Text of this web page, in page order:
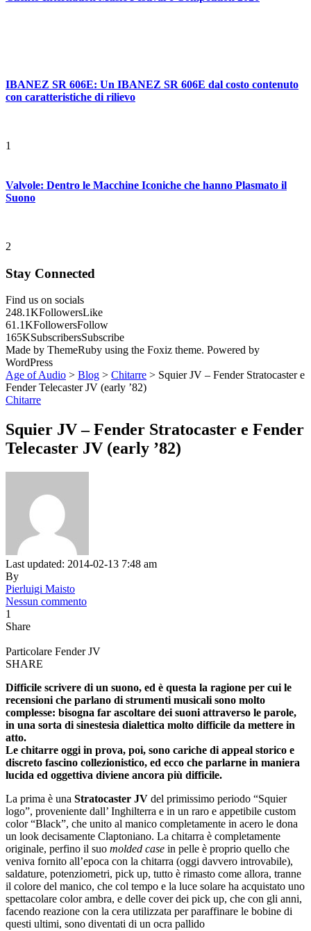
IBANEZ SR 606E: Un IBANEZ SR 606E dal costo contenuto
con caratteristiche di rilievo
1
Valvole: Dentro le Macchine Iconiche che hanno Plasmato il
Suono
2
Stay Connected
Find us on socials
248.1KFollowersLike
61.1KFollowersFollow
165KSubscribersSubscribe
Made by ThemeRuby using the Foxiz theme. Powered by
WordPress
Age of Audio > Blog > Chitarre > Squier JV – Fender Stratocaster e
Fender Telecaster JV (early ’82)
Chitarre
Squier JV – Fender Stratocaster e Fender
Telecaster JV (early ’82)
Last updated: 2014-02-13 7:48 am
By
Pierluigi Maisto
Nessun commento
1
Share
Particolare Fender JV
SHARE
Difficile scrivere di un suono, ed è questa la ragione per cui le
recensioni che parlano di strumenti musicali sono molto
complesse: bisogna far ascoltare dei suoni attraverso le parole,
in una sorta di sinestesia dialettica molto difficile da mettere in
atto.
Le chitarre oggi in prova, poi, sono cariche di appeal storico e
discreto fascino collezionistico, ed ecco che parlarne in maniera
lucida ed oggettiva diviene ancora più difficile.
La prima è una Stratocaster JV del primissimo periodo “Squier
logo”, proveniente dall’ Inghilterra e in un raro e appetibile custom
color “Black”, che unito al manico completamente in acero le dona
un look decisamente Claptoniano. La chitarra è completamente
originale, perfino il suo molded case in pelle è proprio quello che
veniva fornito all’epoca con la chitarra (oggi davvero introvabile),
saldature, potenziometri, pick up, tutto è rimasto come allora, tranne
il colore del manico, che col tempo e la luce solare ha acquistato uno
spettacolare color ambra, e delle cover dei pick up, che con gli anni,
facendo reazione con la cera utilizzata per paraffinare le bobine di
questi ultimi, sono diventati di un ocra pallido